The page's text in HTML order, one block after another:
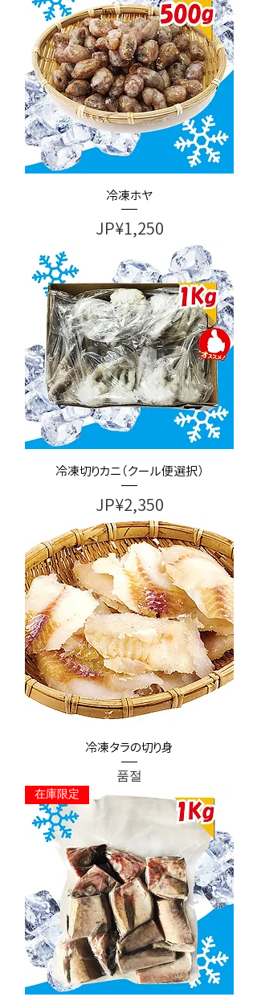
冷凍ホヤ
가격
JP¥1,250
冷凍切りカニ（クール便選択）
가격
JP¥2,350
冷凍タラの切り身
품절
在庫限定